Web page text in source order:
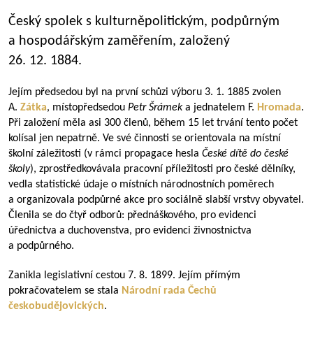
Český spolek s kulturněpolitickým, podpůrným
a hospodářským zaměřením, založený
26. 12. 1884.
Jejím předsedou byl na první schůzi výboru 3. 1. 1885 zvolen
A. Zátka, místopředsedou Petr Šrámeka jednatelem F. Hromada.
Při založení měla asi 300 členů, během 15 let trvání tento počet
kolísal jen nepatrně. Ve své činnosti se orientovala na místní
školní záležitosti (v rámci propagace hesla České dítě do české
školy), zprostředkovávala pracovní příležitosti pro české dělníky,
vedla statistické údaje o místních národnostních poměrech
a organizovala podpůrné akce pro sociálně slabší vrstvy obyvatel.
Členila se do čtyř odborů: přednáškového, pro evidenci
úřednictva a duchovenstva, pro evidenci živnostnictva
a podpůrného.
Zanikla legislativní cestou 7. 8. 1899. Jejím přímým
pokračovatelem se stala Národní rada Čechů
českobudějovických.